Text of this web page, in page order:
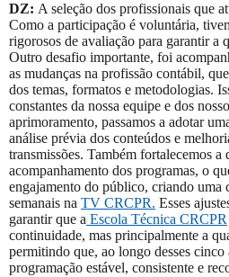
DZ: A seleção dos profissionais que
Como a participação é voluntária,
rigorosos de avaliação para garantir a
Outro desafio importante, foi
as mudanças na profissão contábil,
dos temas, formatos e metodologias.
constantes da nossa equipe e dos
aprimoramento, passamos a adotar
análise prévia dos conteúdos e
transmissões. Também fortalecemos a
acompanhamento dos programas, o
engajamento do público, criando uma
semanais na TV CRCPR. Esses
garantir que a Escola Técnica CRCPR
continuidade, mas principalmente a
permitindo que, ao longo desses cinco
programação estável, consistente e